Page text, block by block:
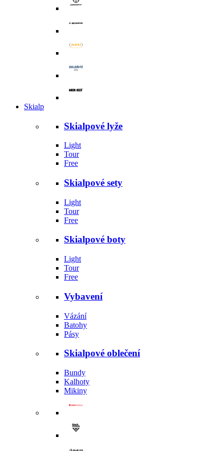
Skialp
Skialpové lyže
Light
Tour
Free
Skialpové sety
Light
Tour
Free
Skialpové boty
Light
Tour
Free
Vybavení
Vázání
Batohy
Pásy
Skialpové oblečení
Bundy
Kalhoty
Mikiny